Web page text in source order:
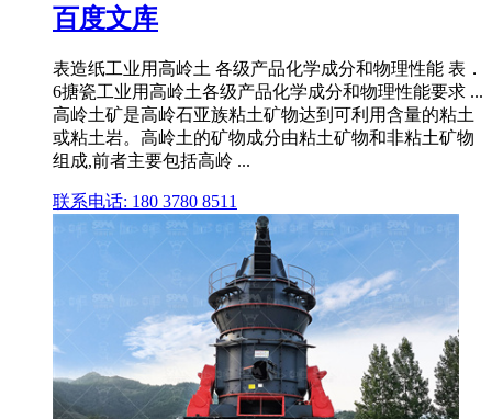
百度文库
表造纸工业用高岭土 各级产品化学成分和物理性能 表．
6搪瓷工业用高岭土各级产品化学成分和物理性能要求 ...
高岭土矿是高岭石亚族粘土矿物达到可利用含量的粘土
或粘土岩。高岭土的矿物成分由粘土矿物和非粘土矿物
组成,前者主要包括高岭 ...
联系电话: 180 3780 8511